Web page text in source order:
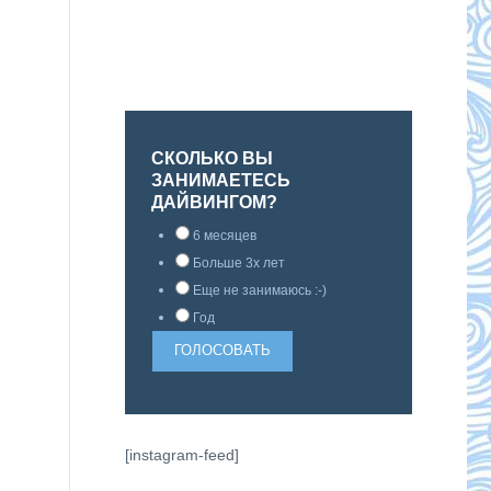
СКОЛЬКО ВЫ
ЗАНИМАЕТЕСЬ
ДАЙВИНГОМ?
6 месяцев
Больше 3х лет
Еще не занимаюсь :-)
Год
[instagram-feed]